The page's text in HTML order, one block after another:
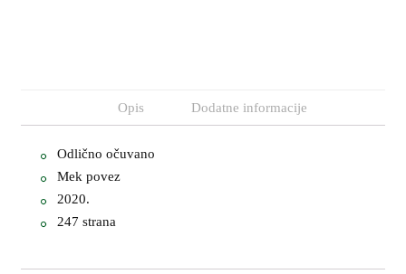
Opis Dodatne informacije
Odlično očuvano
Mek povez
2020.
247 strana